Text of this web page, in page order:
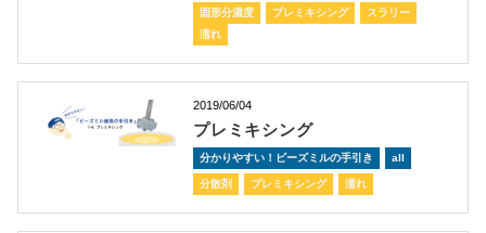
固形分濃度 プレミキシング
スラリー
濡れ
2019/06/04
プレミキシング
分かりやすい！ビーズミルの手引き all
分散剤 プレミキシング 濡れ